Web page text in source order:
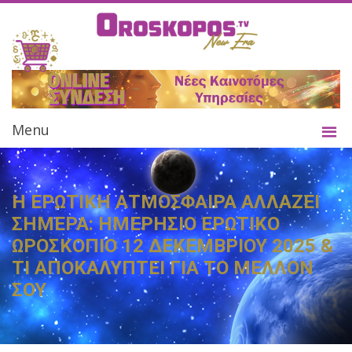
Menu
Η ΕΡΩΤΙΚΗ ΑΤΜΟΣΦΑΙΡΑ ΑΛΛΑΖΕΙ
ΣΗΜΕΡΑ: ΗΜΕΡΗΣΙΟ ΕΡΩΤΙΚΟ
ΩΡΟΣΚΟΠΙΟ 12 ΔΕΚΕΜΒΡΙΟΥ 2025 &
ΤΙ ΑΠΟΚΑΛΥΠΤΕΙ ΓΙΑ ΤΟ ΜΕΛΛΟΝ
ΣΟΥ